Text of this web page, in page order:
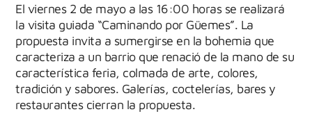
El viernes 2 de mayo a las 16:00 horas se realizará
la visita guiada “Caminando por Güemes”. La
propuesta invita a sumergirse en la bohemia que
caracteriza a un barrio que renació de la mano de su
característica feria, colmada de arte, colores,
tradición y sabores. Galerías, coctelerías, bares y
restaurantes cierran la propuesta.